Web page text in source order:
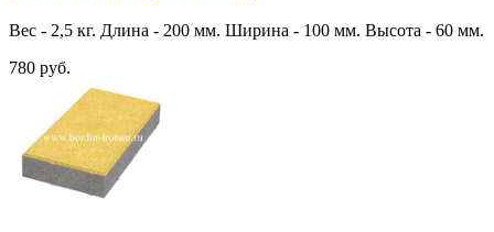
Вес - 2,5 кг. Длина - 200 мм. Ширина - 100 мм. Высота - 60 мм.
780 руб.